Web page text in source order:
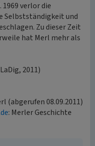
verlor die
Selbstständigkeit und
Zu dieser Zeit
hat Merl mehr als
2011)
(abgerufen 08.09.2011)
: Merler Geschichte